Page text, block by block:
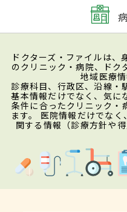
ドクターズ・ファイルは
のクリニック・病院、ドク
地域医療情
診療科目、行政区、沿線・
基本情報だけでなく、気に
条件に合ったクリニック・
ます。 医院情報だけでな
関する情報（診療方針や